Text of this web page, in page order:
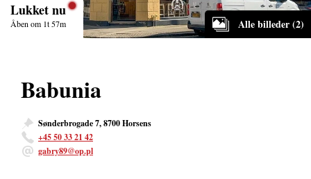
Alle billeder (2)
Lukket nu
Åben om 1t 57m
Babunia
Sønderbrogade 7, 8700 Horsens
+45 50 33 21 42
gabry89@op.pl